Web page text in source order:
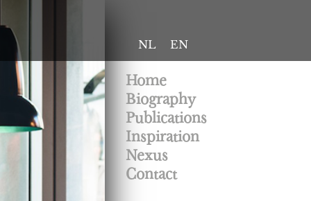
NL EN
Home
Biography
Publications
Inspiration
Nexus
Contact